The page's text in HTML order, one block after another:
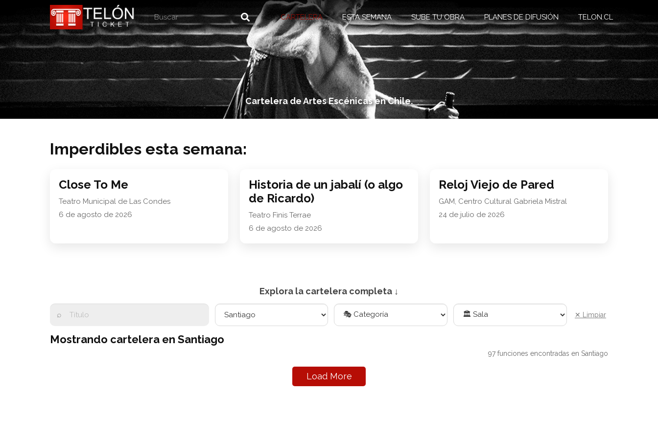
CARTELERA ESTA SEMANA SUBE TU OBRA PLANES DE DIFUSIÓN TELON.CL
Cartelera de Artes Escénicas en Chile.
Imperdibles esta semana:
Close To Me
Teatro Municipal de Las Condes
6 de agosto de 2026
Historia de un jabalí (o algo
de Ricardo)
Teatro Finis Terrae
6 de agosto de 2026
Reloj Viejo de Pared
GAM, Centro Cultural Gabriela Mistral
24 de julio de 2026
Explora la cartelera completa ↓
⌕ ✕ Limpiar
Mostrando cartelera en Santiago
97 funciones encontradas en Santiago
Load More